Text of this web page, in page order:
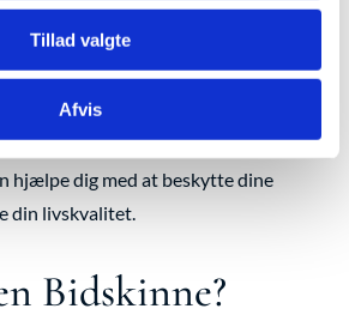
Tillad valgte
Afvis
årsager til, at man på et tidspunkt
I denne blog vil jeg dykke ned i,
hvorfor den kan være nødvendig,
hjælpe dig med at beskytte dine
din livskvalitet.
Bidskinne?